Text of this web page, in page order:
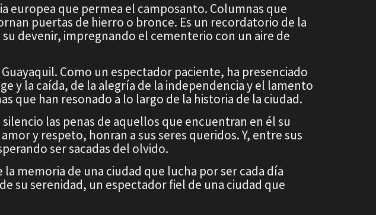
europea que permea el camposanto. Columnas que
puertas de hierro o bronce. Es un recordatorio de la
devenir, impregnando el cementerio con un aire de
Como un espectador paciente, ha presenciado
y la caída, de la alegría de la independencia y el lamento
que han resonado a lo largo de la historia de la ciudad.
las penas de aquellos que encuentran en él su
y respeto, honran a sus seres queridos. Y, entre sus
ser sacadas del olvido.
memoria de una ciudad que lucha por ser cada día
su serenidad, un espectador fiel de una ciudad que